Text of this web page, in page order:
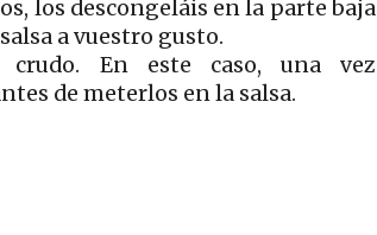
los descongeláis en la parte baja
a vuestro gusto.
crudo. En este caso, una vez
de meterlos en la salsa.